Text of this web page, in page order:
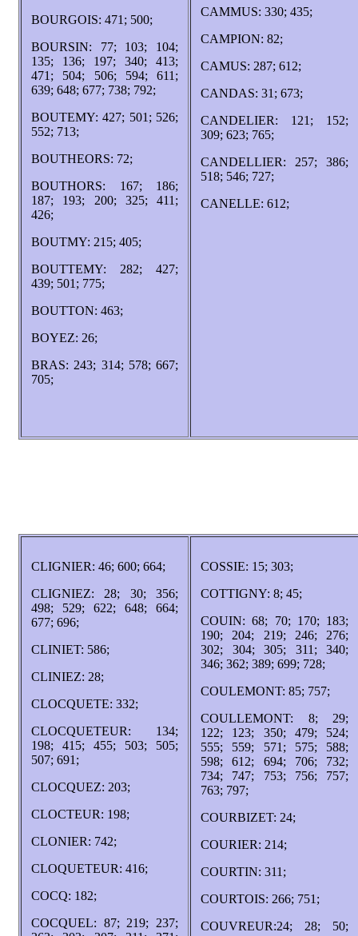
BOURGOIS: 471; 500;
BOURSIN: 77; 103; 104;
135; 136; 197; 340; 413;
471; 504; 506; 594; 611;
639; 648; 677; 738; 792;
BOUTEMY: 427; 501; 526;
552; 713;
BOUTHEORS: 72;
BOUTHORS: 167; 186;
187; 193; 200; 325; 411;
426;
BOUTMY: 215; 405;
BOUTTEMY: 282; 427;
439; 501; 775;
BOUTTON: 463;
BOYEZ: 26;
BRAS: 243; 314; 578; 667;
705;
CAMMUS: 330; 435;
CAMPION: 82;
CAMUS: 287; 612;
CANDAS: 31; 673;
CANDELIER: 121; 152;
309; 623; 765;
CANDELLIER: 257; 386;
518; 546; 727;
CANELLE: 612;
CLIGNIER: 46; 600; 664;
CLIGNIEZ: 28; 30; 356;
498; 529; 622; 648; 664;
677; 696;
CLINIET: 586;
CLINIEZ: 28;
CLOCQUETE: 332;
CLOCQUETEUR: 134;
198; 415; 455; 503; 505;
507; 691;
CLOCQUEZ: 203;
CLOCTEUR: 198;
CLONIER: 742;
CLOQUETEUR: 416;
COCQ: 182;
COCQUEL: 87; 219; 237;
COSSIE: 15; 303;
COTTIGNY: 8; 45;
COUIN: 68; 70; 170; 183;
190; 204; 219; 246; 276;
302; 304; 305; 311; 340;
346; 362; 389; 699; 728;
COULEMONT: 85; 757;
COULLEMONT: 8; 29;
122; 123; 350; 479; 524;
555; 559; 571; 575; 588;
598; 612; 694; 706; 732;
734; 747; 753; 756; 757;
763; 797;
COURBIZET: 24;
COURIER: 214;
COURTIN: 311;
COURTOIS: 266; 751;
COUVREUR:24; 28; 50;